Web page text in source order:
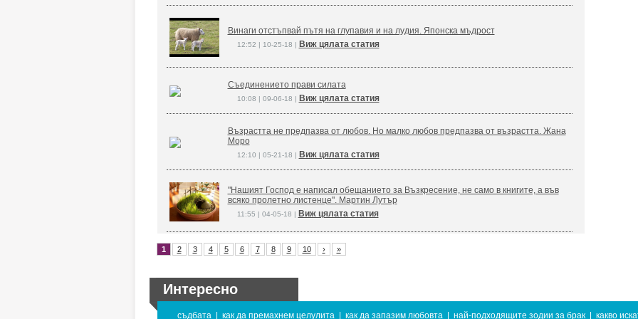
Винаги отстъпвай пътя на глупавия и на лудия. Японска мъдрост
12:52 | 10-25-18 | Виж цялата статия
Съединението прави силата
10:08 | 09-06-18 | Виж цялата статия
Възрастта не предпазва от любов. Но малко любов предпазва от възрастта. Жана
Моро
12:10 | 05-21-18 | Виж цялата статия
"Нашият Господ е написал обещанието за Възкресение, не само в книгите, а във
всяко пролетно листенце". Мартин Лутър
11:55 | 04-05-18 | Виж цялата статия
1 2 3 4 5 6 7 8 9 10 › »
Интересно
съдбата как да премахнем целулита как да запазим любовта най-подходящите зодии за брак какво